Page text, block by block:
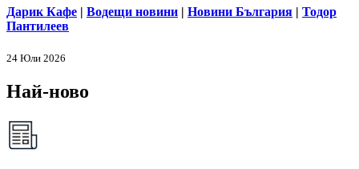
Дарик Кафе | Водещи новини | Новини България | Тодор
Пантилеев
24 Юли 2026
Най-ново